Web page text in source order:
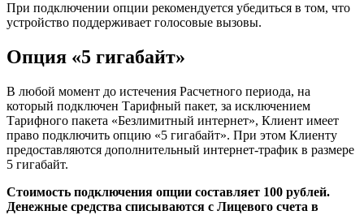
При подключении опции рекомендуется убедиться в том, что
устройство поддерживает голосовые вызовы.
Опция «5 гигабайт»
В любой момент до истечения Расчетного периода, на
который подключен Тарифный пакет, за исключением
Тарифного пакета «Безлимитный интернет», Клиент имеет
право подключить опцию «5 гигабайт». При этом Клиенту
предоставляются дополнительный интернет-трафик в размере
5 гигабайт.
Стоимость подключения опции составляет 100 рублей.
Денежные средства списываются с Лицевого счета в